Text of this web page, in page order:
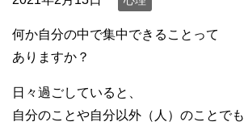
何か自分の中で集中できることって
ありますか？
日々過ごしていると、
自分のことや自分以外（人）のことでも